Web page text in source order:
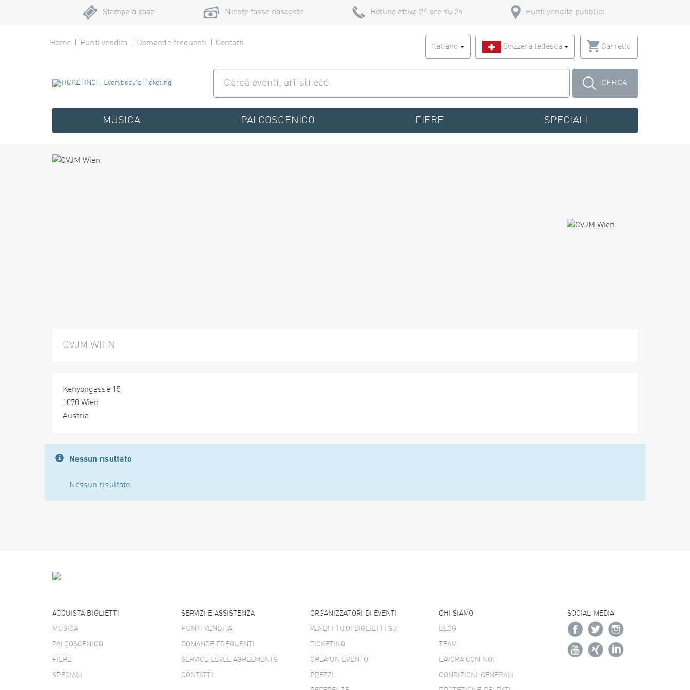
Stampa a casa Niente tasse nascoste Hotline attiva 24 ore su 24 Punti vendita pubblici
Home Punti vendita Domande frequenti Contatti Italiano Svizzera tedesca Carrello
CERCA
MUSICA PALCOSCENICO FIERE SPECIALI
CVJM WIEN
Kenyongasse 15
1070 Wien
Austria
Nessun risultato
Nessun risultato
ACQUISTA BIGLIETTI
MUSICA
PALCOSCENICO
FIERE
SPECIALI
SERVIZI E ASSISTENZA
PUNTI VENDITA
DOMANDE FREQUENTI
SERVICE LEVEL AGREEMENTS
CONTATTI
ORGANIZZATORI DI EVENTI
VENDI I TUOI BIGLIETTI SU
TICKETINO
CREA UN EVENTO
PREZZI
CHI SIAMO
BLOG
TEAM
LAVORA CON NOI
CONDIZIONI GENERALI
SOCIAL MEDIA